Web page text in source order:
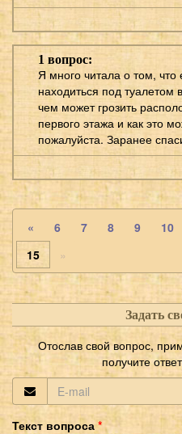
1 вопрос:
Я много читала о том, что
находиться под туалетом
чем может грозить
первого этажа и как это
пожалуйста. Заранее
« 6 7 8 9 10
15
»
Задать
Отослав свой вопрос,
получите
Текст вопроса